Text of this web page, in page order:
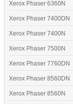
Xerox Phaser 6360N
Xerox Phaser 7400DN
Xerox Phaser 7400N
Xerox Phaser 7500N
Xerox Phaser 7760DN
Xerox Phaser 8560DN
Xerox Phaser 8560N